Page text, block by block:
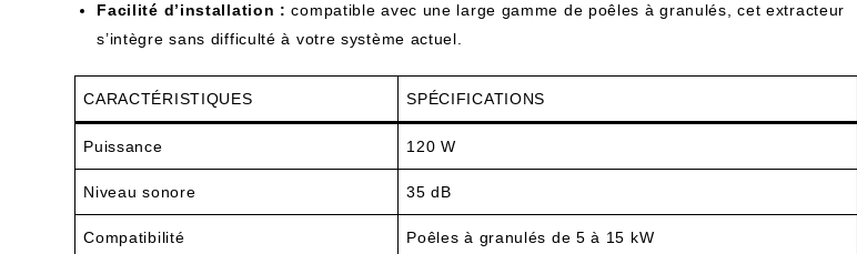
Facilité d’installation : compatible avec une large gamme de poêles à granulés, cet extracteur
s’intègre sans difficulté à votre système actuel.
CARACTÉRISTIQUES SPÉCIFICATIONS
Puissance 120 W
Niveau sonore 35 dB
Compatibilité Poêles à granulés de 5 à 15 kW